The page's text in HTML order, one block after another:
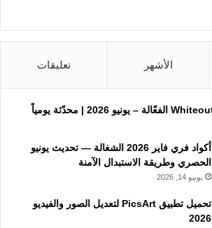
الأشهر تعليقات
أكواد فري فاير 2026 الشغالة — تحديث يونيو
الحصري وطريقة الاستبدال الآمنة
يونيو 14, 2026
تحميل تطبيق PicsArt لتعديل الصور والفيديو
2026